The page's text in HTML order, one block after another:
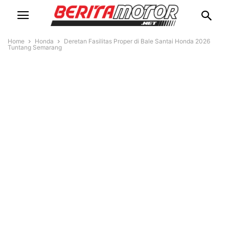
Home Honda
Deretan Fasilitas Proper di Bale Santai Honda 2026
Tuntang Semarang